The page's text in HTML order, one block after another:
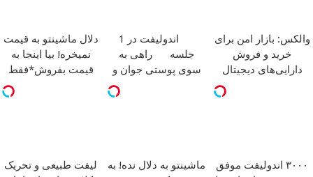
والکس: بازار امن برای
خرید و فروش
دارایی‌های دیجیتال
اندولیفت در 1
جلسه
راهی به
سوی پوستی جوان و
دلال ماشینتو به قیمت
نمیخره! بیا اینجا به
قیمت بفروش*فقط
۳۰۰۰ اندولیفت موفق
ماشینتو به دلال نده! به
لیفت طبیعی و تحریک